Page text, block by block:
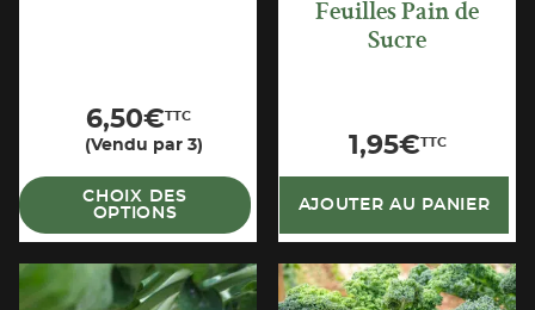
6,50€TTC
(Vendu par 3)
CHOIX DES
OPTIONS
Feuilles Pain de
Sucre
1,95€TTC
AJOUTER AU PANIER